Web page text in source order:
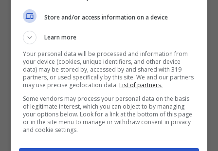
Tradimento, Mualla spinge Kahraman tra le braccia di Oylum
-(foto di @tradimento) ot11ot2.it
Store and/or access information on a device
Learn more
Your personal data will be processed and information from
your device (cookies, unique identifiers, and other device
data) may be stored by, accessed by and shared with 319
partners, or used specifically by this site. We and our partners
may use precise geolocation data. List of partners.
Some vendors may process your personal data on the basis
of legitimate interest, which you can object to by managing
your options below. Look for a link at the bottom of this page
or in the site menu to manage or withdraw consent in privacy
and cookie settings.